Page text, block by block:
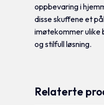
oppbevaring i
disse skuffene et
imøtekommer ulike
og stilfull løsning.
Relaterte